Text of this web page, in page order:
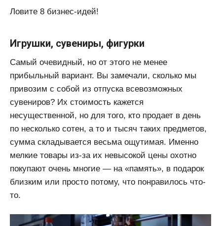
Ловите 8 бизнес-идей!
Игрушки, сувениры, фигурки
Самый очевидный, но от этого не менее
прибыльный вариант. Вы замечали, сколько мы
привозим с собой из отпуска всевозможных
сувениров? Их стоимость кажется
несущественной, но для того, кто продает в день
по несколько сотен, а то и тысяч таких предметов,
сумма складывается весьма ощутимая. Именно
мелкие товары из-за их невысокой цены охотно
покупают очень многие — на «память», в подарок
близким или просто потому, что понравилось что-
то.